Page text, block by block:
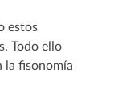
estos
Todo ello
la fisonomía